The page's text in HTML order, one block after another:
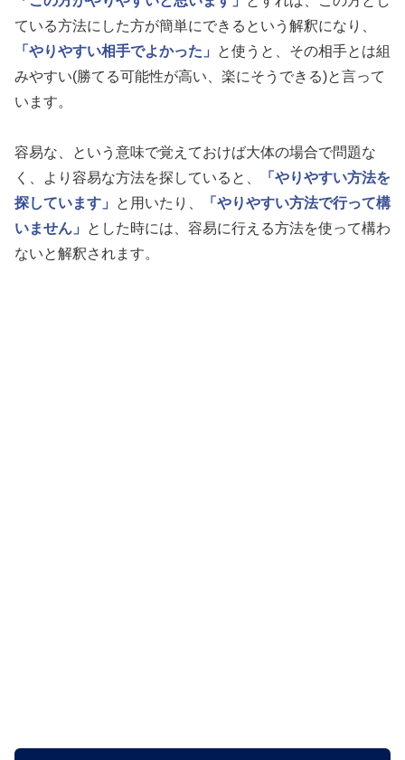
ている方法にした方が簡単にできるという解釈になり、
「やりやすい相手でよかった」
と使うと、その相手とは組
みやすい(勝てる可能性が高い、楽にそうできる)と言って
います。
容易な、という意味で覚えておけば大体の場合で問題な
く、より容易な方法を探していると、
「やりやすい方法を
探しています」
と用いたり、
「やりやすい方法で行って構
いません」
とした時には、容易に行える方法を使って構わ
ないと解釈されます。